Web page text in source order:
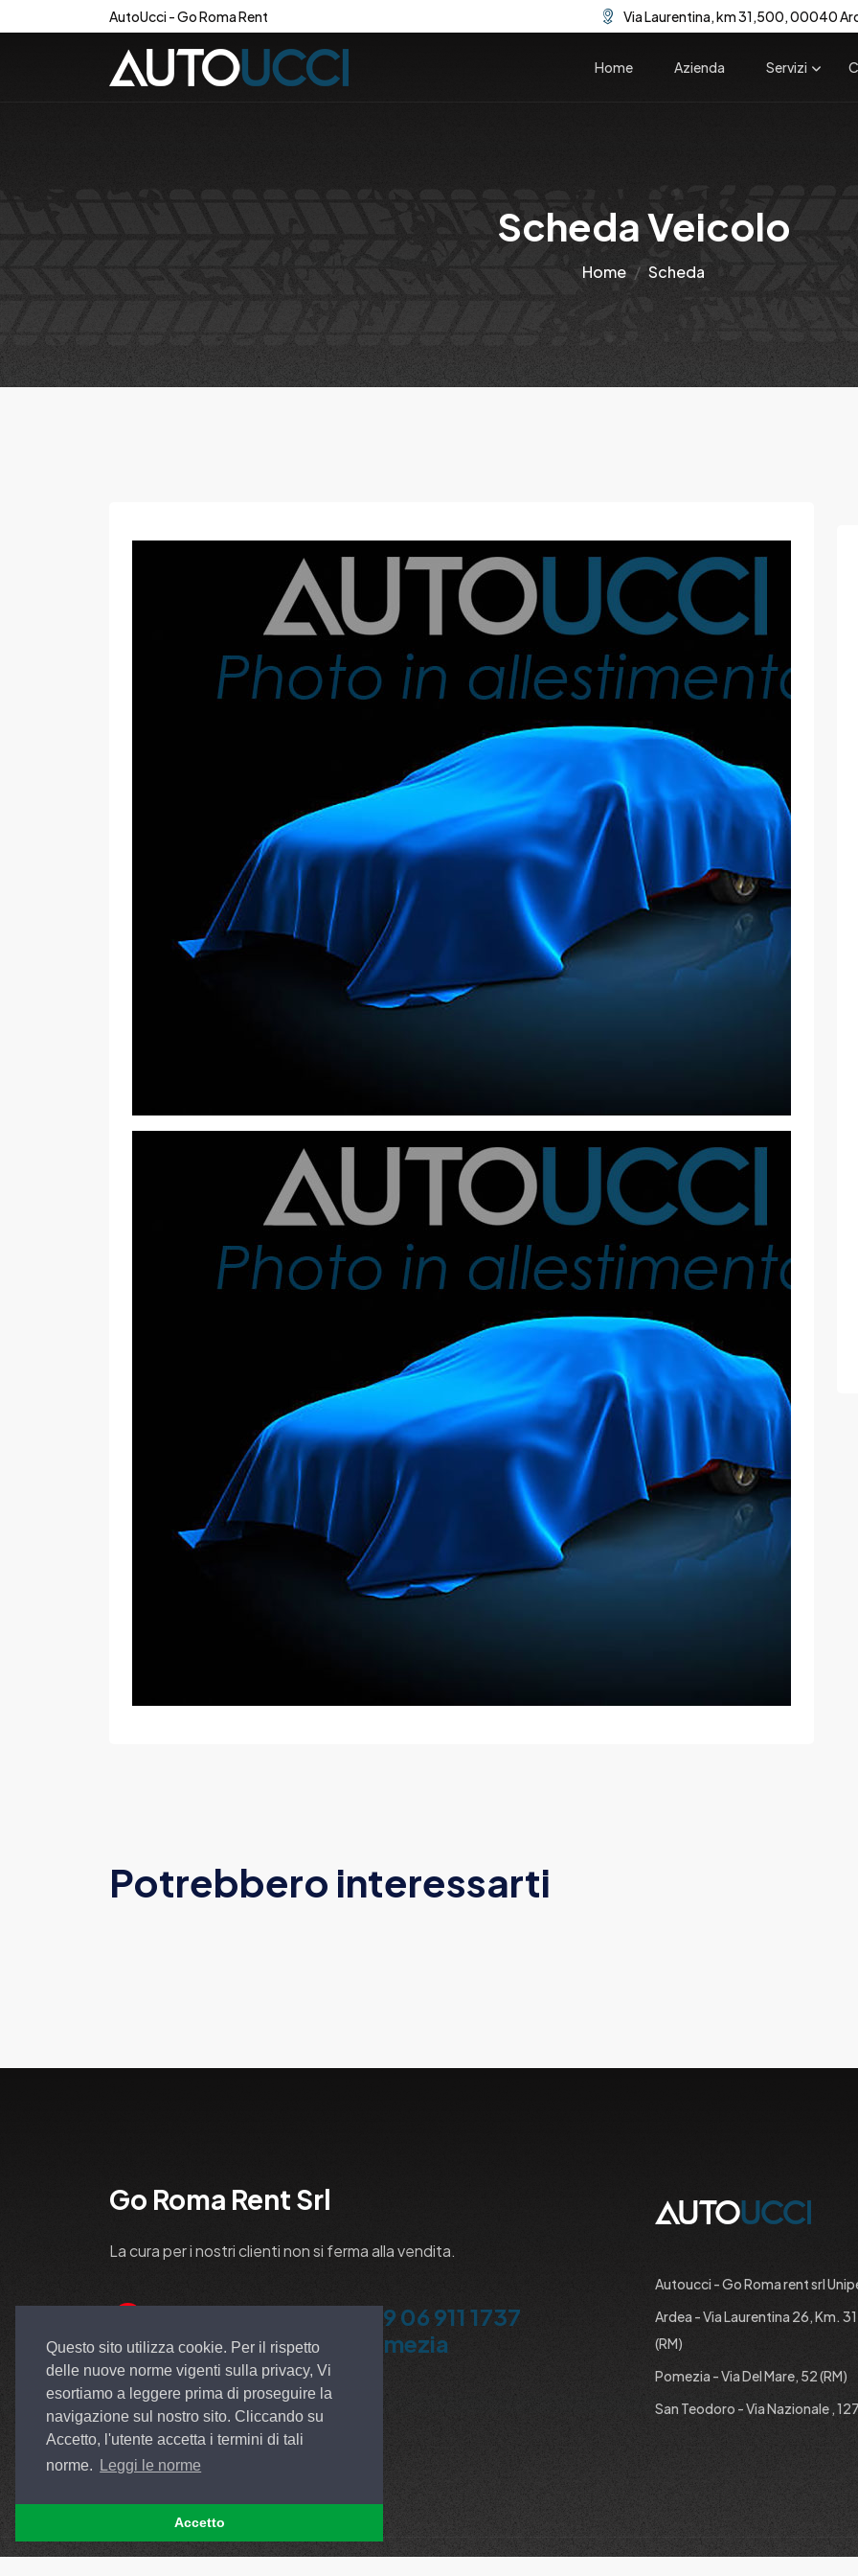
Questo sito utilizza cookie. Per il rispetto
delle nuove norme vigenti sulla privacy, Vi
esortiamo a leggere prima di proseguire la
navigazione sul nostro sito. Cliccando su
Accetto, l'utente accetta i termini di tali
norme.
Leggi le norme
Accetto
AutoUcci - Go Roma Rent Via Laurentina, km 31,500, 00040
Home Azienda Servizi
Scheda Veicolo
Home Scheda
Potrebbero interessarti
Go Roma Rent Srl
La cura per i nostri clienti non si ferma alla vendita.
5100 Ardea
+39 06 911 1737
Pomezia
Autoucci - Go Roma rent srl
Ardea - Via Laurentina 26, Km.
(RM)
Pomezia - Via Del Mare, 52 (RM)
San Teodoro - Via Nazionale ,
© All rights reserved. Made byEGSOFT